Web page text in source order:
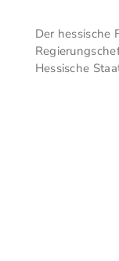
Der hessische
Hessische